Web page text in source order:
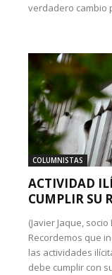
verdadero cambio
COLUMNISTAS
ACTIVIDAD
CUMPLIR SU
(Javier Jaque,
Recordemos que
las actividades
debe cumplir con